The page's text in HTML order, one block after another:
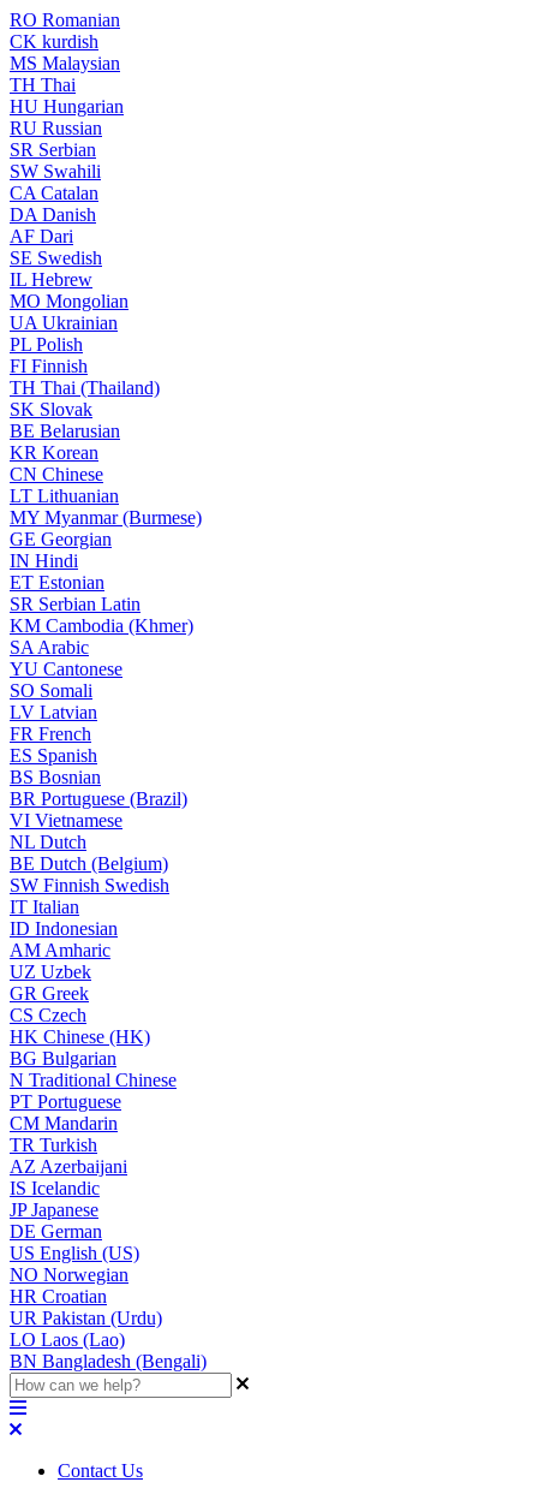
RO Romanian
CK kurdish
MS Malaysian
TH Thai
HU Hungarian
RU Russian
SR Serbian
SW Swahili
CA Catalan
DA Danish
AF Dari
SE Swedish
IL Hebrew
MO Mongolian
UA Ukrainian
PL Polish
FI Finnish
TH Thai (Thailand)
SK Slovak
BE Belarusian
KR Korean
CN Chinese
LT Lithuanian
MY Myanmar (Burmese)
GE Georgian
IN Hindi
ET Estonian
SR Serbian Latin
KM Cambodia (Khmer)
SA Arabic
YU Cantonese
SO Somali
LV Latvian
FR French
ES Spanish
BS Bosnian
BR Portuguese (Brazil)
VI Vietnamese
NL Dutch
BE Dutch (Belgium)
SW Finnish Swedish
IT Italian
ID Indonesian
AM Amharic
UZ Uzbek
GR Greek
CS Czech
HK Chinese (HK)
BG Bulgarian
N Traditional Chinese
PT Portuguese
CM Mandarin
TR Turkish
AZ Azerbaijani
IS Icelandic
JPJapanese
DE German
US English (US)
NO Norwegian
HR Croatian
UR Pakistan (Urdu)
LO Laos (Lao)
BN Bangladesh (Bengali)
Contact Us